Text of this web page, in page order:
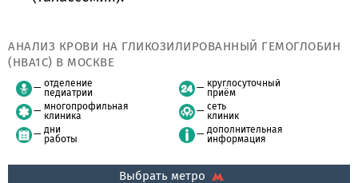
АНАЛИЗ КРОВИ НА ГЛИКОЗИЛИРОВАННЫЙ ГЕМОГЛОБИН
(НBA1C) В МОСКВЕ
отделение
педиатрии
многопрофильная
клиника
дни
работы
круглосуточный
приём
сеть
клиник
дополнительная
информация
Выбрать метро